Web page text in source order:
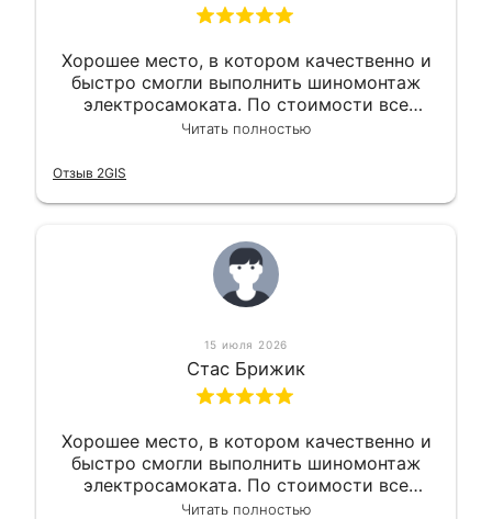
Хорошее место, в котором качественно и
быстро смогли выполнить шиномонтаж
электросамоката. По стоимости все
вышло вообще приемлемо хочу сказать.
Читать полностью
Отзыв 2GIS
15 июля 2026
Стас Брижик
Хорошее место, в котором качественно и
быстро смогли выполнить шиномонтаж
электросамоката. По стоимости все
вышло вообще приемлемо хочу сказать.
Читать полностью